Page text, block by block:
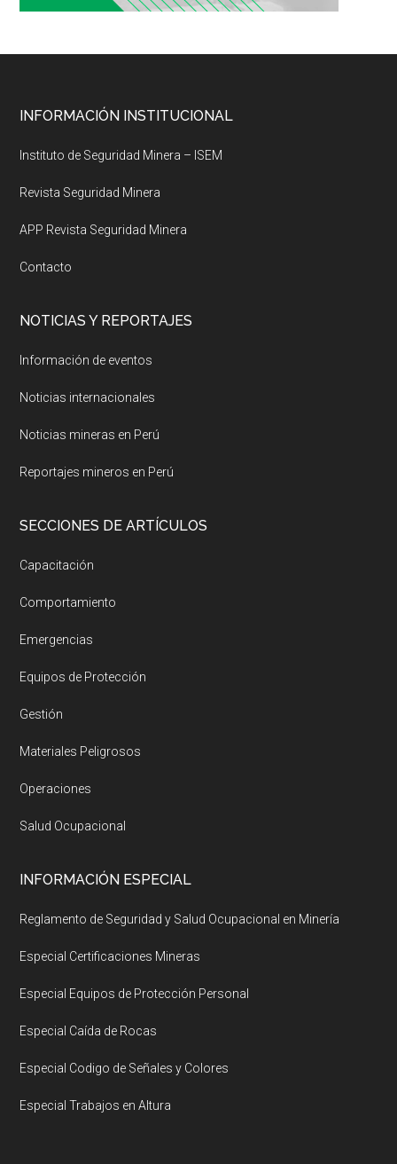
Footer
INFORMACIÓN INSTITUCIONAL
Instituto de Seguridad Minera – ISEM
Revista Seguridad Minera
APP Revista Seguridad Minera
Contacto
NOTICIAS Y REPORTAJES
Información de eventos
Noticias internacionales
Noticias mineras en Perú
Reportajes mineros en Perú
SECCIONES DE ARTÍCULOS
Capacitación
Comportamiento
Emergencias
Equipos de Protección
Gestión
Materiales Peligrosos
Operaciones
Salud Ocupacional
INFORMACIÓN ESPECIAL
Reglamento de Seguridad y Salud Ocupacional en Minería
Especial Certificaciones Mineras
Especial Equipos de Protección Personal
Especial Caída de Rocas
Especial Codigo de Señales y Colores
Especial Trabajos en Altura